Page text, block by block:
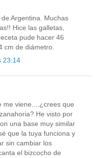
Argentina. Muchas
Hice las galletas,
pude hacer 46
cm de diámetro.
23:14
me viene....¿crees que
He visto por
una base muy similar
que la tuya funciona y
sin cambiar los
el bizcocho de